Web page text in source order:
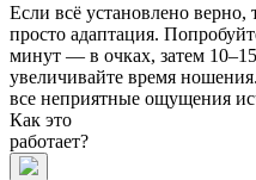
Если всё установлено верно,
просто адаптация.
минут — в очках, затем
увеличивайте время
все неприятные ощущения
Как это
работает?